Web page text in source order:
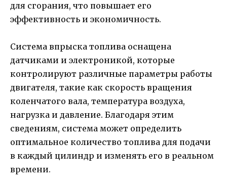
для сгорания, что повышает его
эффективность и экономичность.
Система впрыска топлива оснащена
датчиками и электроникой, которые
контролируют различные параметры работы
двигателя, такие как скорость вращения
коленчатого вала, температура воздуха,
нагрузка и давление. Благодаря этим
сведениям, система может определить
оптимальное количество топлива для подачи
в каждый цилиндр и изменять его в реальном
времени.